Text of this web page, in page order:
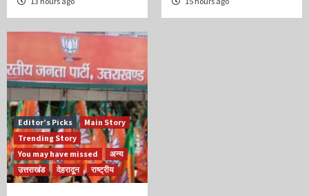
Editor’s Picks
Main Story
Trending Story
You may have missed
अन्य
उत्तराखंड
देहरादून राष्ट्रीय